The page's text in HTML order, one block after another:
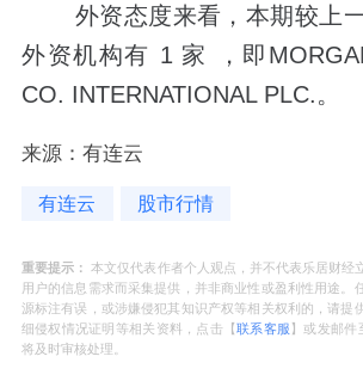
外资态度来看，本期较上一
外资机构有 1 家 ，即
CO. INTERNATIONAL PLC.。
来源：有连云
有连云 股市行情
重要提示： 本文仅代表作者个人观点，并不代表乐居财经
用户的信息需求而采集提供，并非商业性或盈利性用途。
源标注有误，或涉嫌侵犯其知识产权等相关权利的，请提
细侵权情况证明等相关资料，点击【联系客服 】或发邮件
将及时审核处理。